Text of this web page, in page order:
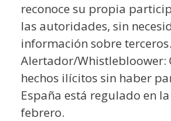
reconoce su propia
las autoridades, sin
información sobre terceros.
Alertador/Whistlebloower:
hechos ilícitos sin haber
España está regulado en
febrero.